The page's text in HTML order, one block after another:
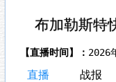
布加勒斯特
【直播时间】： 2026
直播 战报